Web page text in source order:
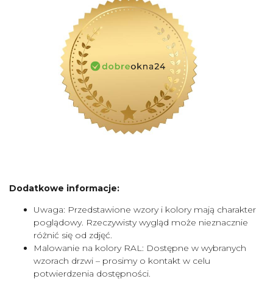
Dodatkowe informacje:
Uwaga: Przedstawione wzory i kolory mają charakter
poglądowy. Rzeczywisty wygląd może nieznacznie
różnić się od zdjęć.
Malowanie na kolory RAL: Dostępne w wybranych
wzorach drzwi – prosimy o kontakt w celu
potwierdzenia dostępności.